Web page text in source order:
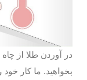
در آوردن طلا از چاه
بخواهید. ما کار